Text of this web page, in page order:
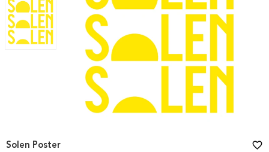
Solen Poster favorite_border